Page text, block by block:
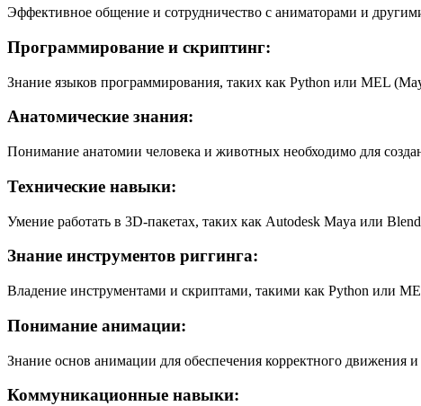
Эффективное общение и сотрудничество с аниматорами и
Программирование и скриптинг:
Знание языков программирования, таких как Python или MEL
Анатомические знания:
Понимание анатомии человека и животных необходимо для
Технические навыки:
Умение работать в 3D-пакетах, таких как Autodesk Maya или
Знание инструментов риггинга:
Владение инструментами и скриптами, такими как Python или
Понимание анимации:
Знание основ анимации для обеспечения корректного движения
Коммуникационные навыки: